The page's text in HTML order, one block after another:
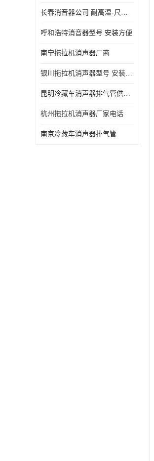
长春消音器公司 耐高温-尺寸可定制
呼和浩特消音器型号 安装方便
南宁拖拉机消声器厂商
银川拖拉机消声器型号 安装方便
昆明冷藏车消声器排气管供货商 可定制
杭州拖拉机消声器厂家电话
南京冷藏车消声器排气管